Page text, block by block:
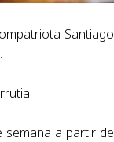
Santiago
a partir de